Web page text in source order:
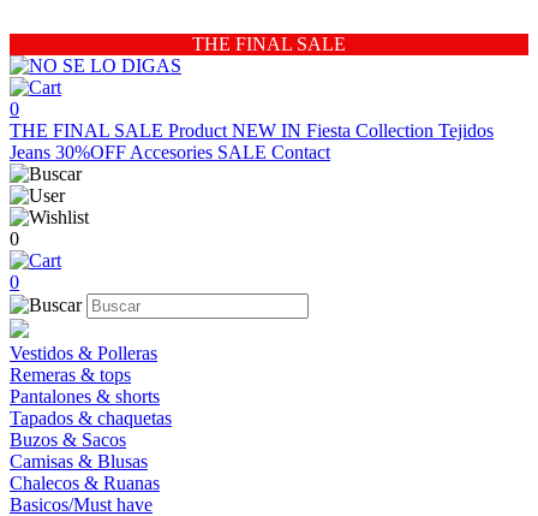
THE FINAL SALE
0
THE FINAL SALE Product NEW IN Fiesta Collection Tejidos
Jeans 30%OFF Accesories SALE Contact
0
0
Vestidos & Polleras
Remeras & tops
Pantalones & shorts
Tapados & chaquetas
Buzos & Sacos
Camisas & Blusas
Chalecos & Ruanas
Basicos/Must have